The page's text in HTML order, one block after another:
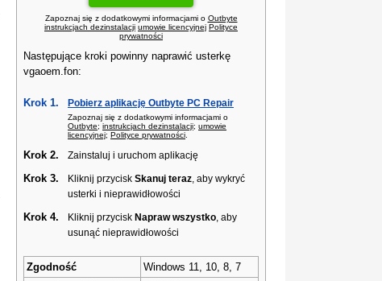
Zapoznaj się z dodatkowymi informacjami o Outbyte
instrukcjach dezinstalacji umowie licencyjnej Polityce
prywatności
Następujące kroki powinny naprawić usterkę
vgaoem.fon:
Krok 1. Pobierz aplikację Outbyte PC Repair
Zapoznaj się z dodatkowymi informacjami o
Outbyte; instrukcjach dezinstalacji; umowie
licencyjnej; Polityce prywatności
Krok 2. Zainstaluj i uruchom aplikację
Krok 3. Kliknij przycisk Skanuj teraz , aby wykryć
usterki i nieprawidłowości
Krok 4. Kliknij przycisk Napraw wszystko , aby
usunąć nieprawidłowości
Zgodność
Windows 11, 10, 8, 7